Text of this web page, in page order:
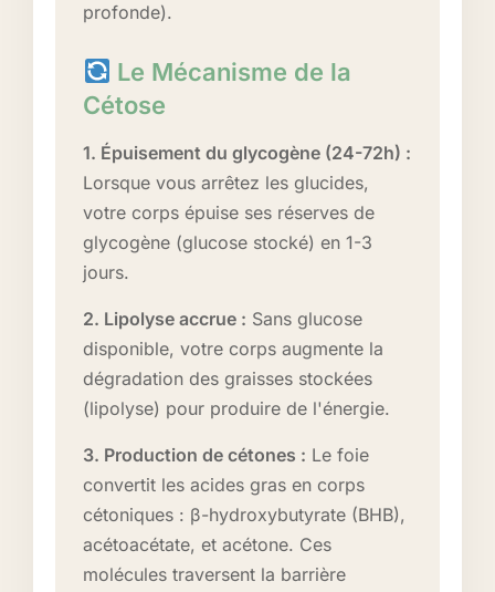
profonde).
Le Mécanisme de la
Cétose
1. Épuisement du glycogène (24-72h) :
Lorsque vous arrêtez les glucides,
votre corps épuise ses réserves de
glycogène (glucose stocké) en 1-3
jours.
2. Lipolyse accrue : Sans glucose
disponible, votre corps augmente la
dégradation des graisses stockées
(lipolyse) pour produire de l'énergie.
3. Production de cétones : Le foie
convertit les acides gras en corps
cétoniques : β-hydroxybutyrate (BHB),
acétoacétate, et acétone. Ces
molécules traversent la barrière